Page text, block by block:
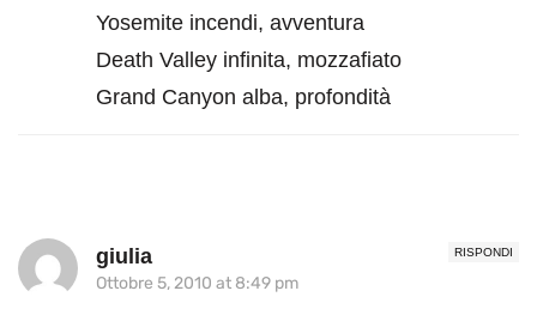
Yosemite incendi, avventura
Death Valley infinita, mozzafiato
Grand Canyon alba, profondità
RISPONDI
giulia
Ottobre 5, 2010 at 8:49 pm